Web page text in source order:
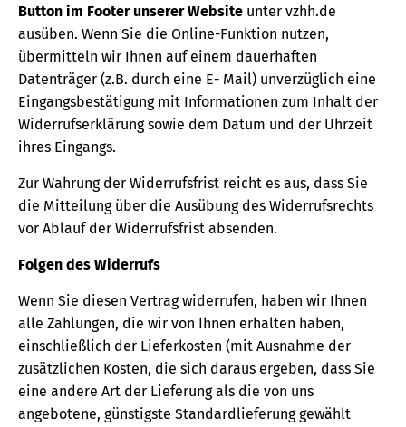
Button im Footer unserer Website unter vzhh.de
ausüben. Wenn Sie die Online-Funktion nutzen,
übermitteln wir Ihnen auf einem dauerhaften
Datenträger (z.B. durch eine E- Mail) unverzüglich eine
Eingangsbestätigung mit Informationen zum Inhalt der
Widerrufserklärung sowie dem Datum und der Uhrzeit
ihres Eingangs.
Zur Wahrung der Widerrufsfrist reicht es aus, dass Sie
die Mitteilung über die Ausübung des Widerrufsrechts
vor Ablauf der Widerrufsfrist absenden.
Folgen des Widerrufs
Wenn Sie diesen Vertrag widerrufen, haben wir Ihnen
alle Zahlungen, die wir von Ihnen erhalten haben,
einschließlich der Lieferkosten (mit Ausnahme der
zusätzlichen Kosten, die sich daraus ergeben, dass Sie
eine andere Art der Lieferung als die von uns
angebotene, günstigste Standardlieferung gewählt